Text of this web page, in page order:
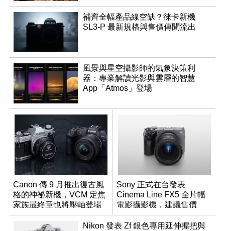
補齊全幅產品線空缺？徠卡新機
SL3-P 最新規格與售價傳聞流出
風景與星空攝影師的氣象決策利
器：專業解讀光影與雲層的智慧
App「Atmos」登場
Canon 傳 9 月推出復古風
格的神祕新機，VCM 定焦
家族最終章也將壓軸登場
Sony 正式在台發表
Cinema Line FX5 全片幅
電影攝影機，建議售價
NT$144,980
Nikon 發表 Zf 銀色專用延伸握把與